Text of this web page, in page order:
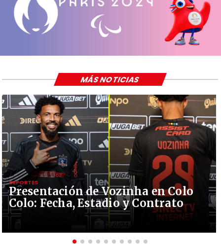
Presentación de Vozinha en Colo
Colo: Fecha, Estadio y Contrato
DEPORTES
MÁS NOTICIAS